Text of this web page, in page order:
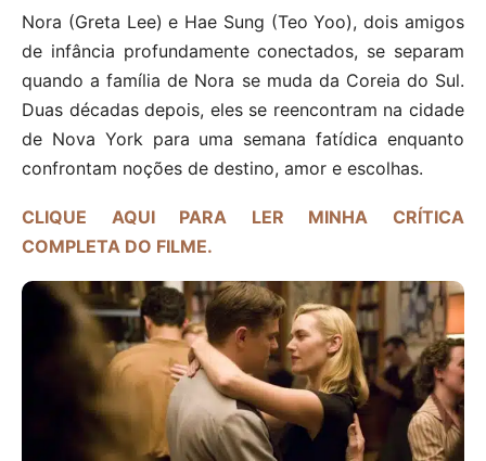
Nora (Greta Lee) e Hae Sung (Teo Yoo), dois amigos
de infância profundamente conectados, se separam
quando a família de Nora se muda da Coreia do Sul.
Duas décadas depois, eles se reencontram na cidade
de Nova York para uma semana fatídica enquanto
confrontam noções de destino, amor e escolhas.
CLIQUE AQUI PARA LER MINHA CRÍTICA
COMPLETA DO FILME.